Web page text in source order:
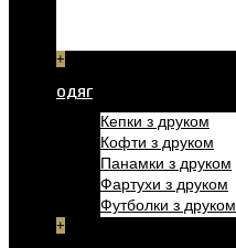
+
ОДЯГ
Кепки з друком
Кофти з друком
Панамки з друком
Фартухи з друком
Футболки з друком
+